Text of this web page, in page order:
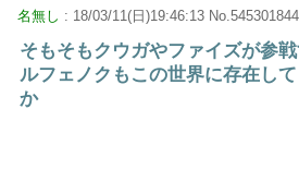
名無し : 18/03/11(日)19:46:13 No.545301844
そもそもクウガやファイズが参
ルフェノクもこの世界に存在し
か